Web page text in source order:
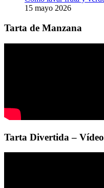
15 mayo 2026
Tarta de Manzana
Tarta Divertida –